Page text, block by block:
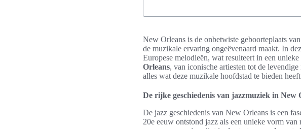
New Orleans is de onbetwiste geboorteplaats
de muzikale ervaring ongeëvenaard maakt. In
Europese melodieën, wat resulteert in een
Orleans, van iconische artiesten tot de
alles wat deze muzikale hoofdstad te bieden
De rijke geschiedenis van jazzmuziek in New
De jazz geschiedenis van New Orleans is een
20e eeuw ontstond jazz als een unieke vorm